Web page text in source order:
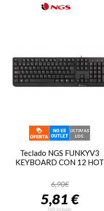
Teclado NGS FUNKYV3
KEYBOARD CON 12 HOT
6,90€
5,81 €
IVA incluido